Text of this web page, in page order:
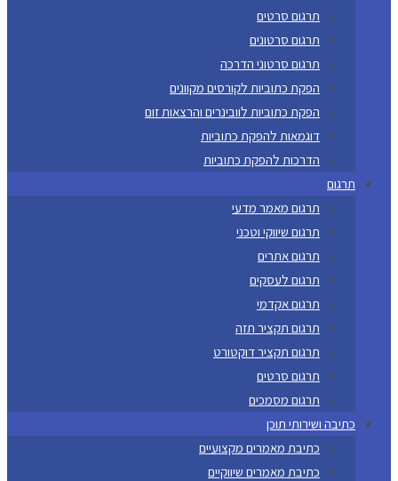
תרגום סרטים
תרגום סרטונים
תרגום סרטוני הדרכה
הפקת כתוביות לקורסים מקוונים
הפקת כתוביות לוובינרים והרצאות זום
דוגמאות להפקת כתוביות
הדרכות להפקת כתוביות
תרגום
תרגום מאמר מדעי
תרגום שיווקי וטכני
תרגום אתרים
תרגום לעסקים
תרגום אקדמי
תרגום תקציר תזה
תרגום תקציר דוקטורט
תרגום סרטים
תרגום מסמכים
כתיבה ושירותי תוכן
כתיבת מאמרים מקצועיים
כתיבת מאמרים שיווקיים